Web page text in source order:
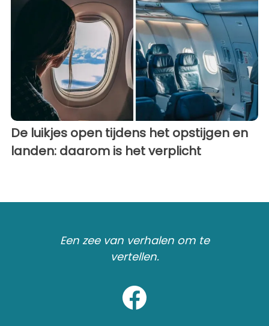
De luikjes open tijdens het opstijgen en
landen: daarom is het verplicht
Een zee van verhalen om te
vertellen.